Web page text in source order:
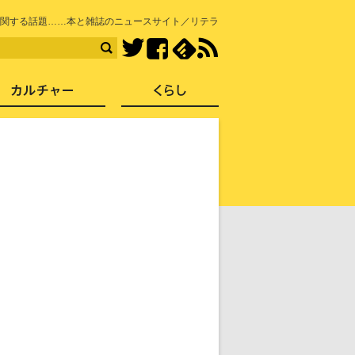
する話題……本と雑誌のニュースサイト／リテラ
TwitterFacebook
社会